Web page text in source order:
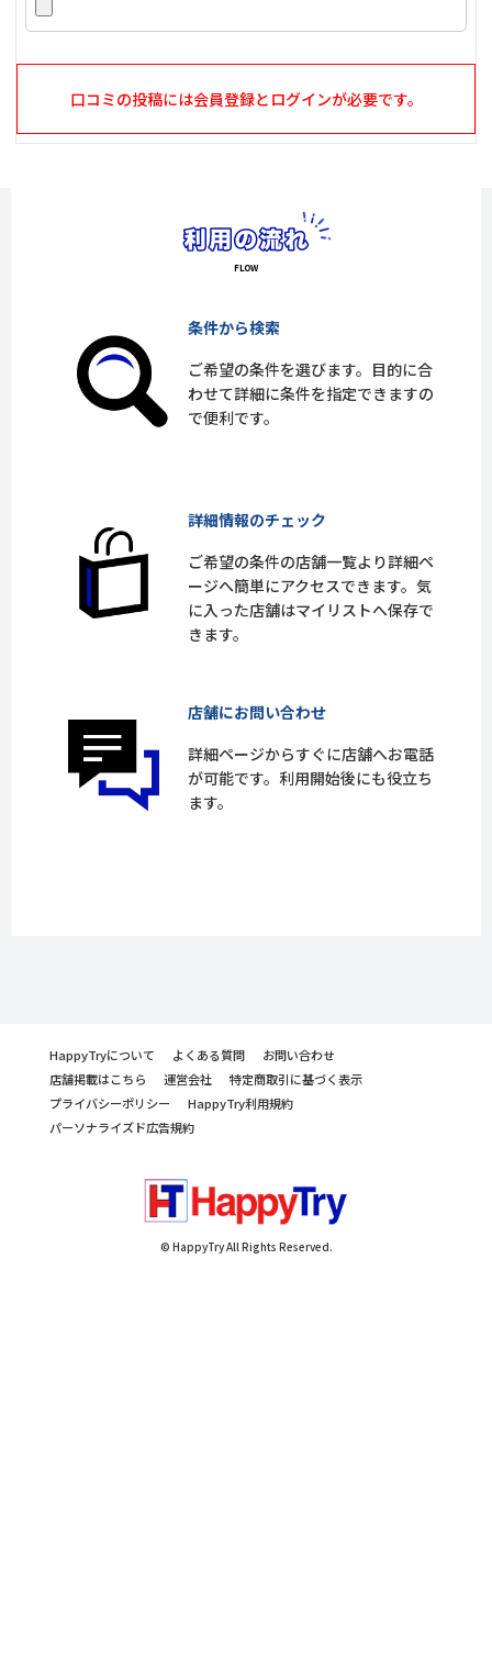
口コミの投稿には会員登録とログインが必要です。
条件から検索
ご希望の条件を選びます。目的に合
わせて詳細に条件を指定できますの
で便利です。
詳細情報のチェック
ご希望の条件の店舗一覧より詳細ペ
ージへ簡単にアクセスできます。気
に入った店舗はマイリストへ保存で
きます。
店舗にお問い合わせ
詳細ページからすぐに店舗へお電話
が可能です。利用開始後にも役立ち
ます。
HappyTryについて よくある質問
お問い合わせ
店舗掲載はこちら
運営会社
特定商取引に基づく表示
プライバシーポリシー
HappyTry利用規約
パーソナライズド広告規約
© HappyTry All Rights Reserved.